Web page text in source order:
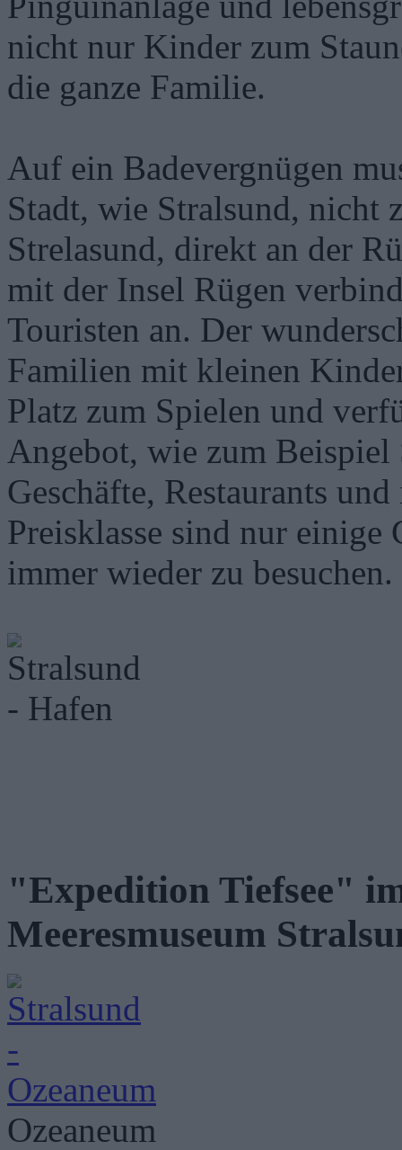
nicht nur Kinder zum
die ganze Familie.
Auf ein Badevergnügen
Stadt, wie Stralsund, nicht
Strelasund, direkt an der
mit der Insel Rügen
Touristen an. Der
Familien mit kleinen
Platz zum Spielen und
Angebot, wie zum
Geschäfte, Restaurants
Preisklasse sind nur einige
immer wieder zu besuchen.
"Expedition Tiefsee"
Meeresmuseum
Ozeaneum